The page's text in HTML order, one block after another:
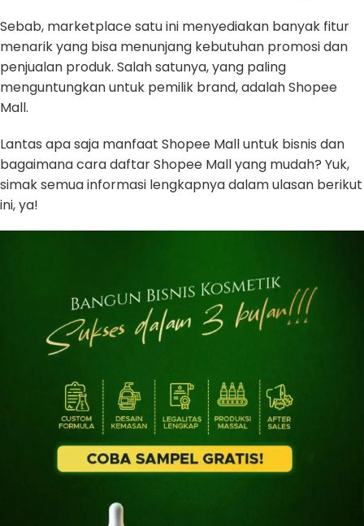
Sebab, marketplace satu ini menyediakan banyak fitur
menarik yang bisa menunjang kebutuhan promosi dan
penjualan produk. Salah satunya, yang paling
menguntungkan untuk pemilik brand, adalah Shopee
Mall.
Lantas apa saja manfaat Shopee Mall untuk bisnis dan
bagaimana cara daftar Shopee Mall yang mudah? Yuk,
simak semua informasi lengkapnya dalam ulasan berikut
ini, ya!